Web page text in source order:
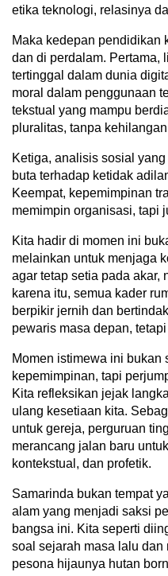
etika teknologi, relasinya
Maka kedepan pendidikan
dan di perdalam. Pertama,
tertinggal dalam dunia
moral dalam penggunaan
tekstual yang mampu
pluralitas, tanpa
Ketiga, analisis sosial
buta terhadap ketidak
Keempat, kepemimpinan
memimpin organisasi, tapi
Kita hadir di momen ini
melainkan untuk menjaga
agar tetap setia pada akar,
karena itu, semua kader
berpikir jernih dan
pewaris masa depan,
Momen istimewa ini bukan
kepemimpinan, tapi
Kita refleksikan jejak
ulang kesetiaan kita.
untuk gereja, perguruan
merancang jalan baru
kontekstual, dan profetik.
Samarinda bukan tempat
alam yang menjadi saksi
bangsa ini. Kita seperti
soal sejarah masa lalu dan
pesona hijaunya hutan